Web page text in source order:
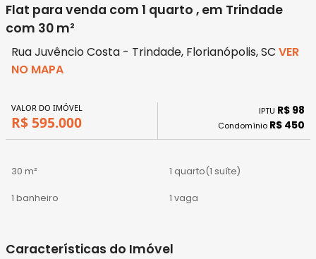
Flat para venda com 1 quarto , em Trindade
com 30 m²
Rua Juvêncio Costa - Trindade, Florianópolis, SC VER
NO MAPA
VALOR DO IMÓVEL
R$ 595.000
IPTU R$ 98
Condomínio R$ 450
30 m² 1 quarto(1 suíte)
1 banheiro 1 vaga
Características do Imóvel